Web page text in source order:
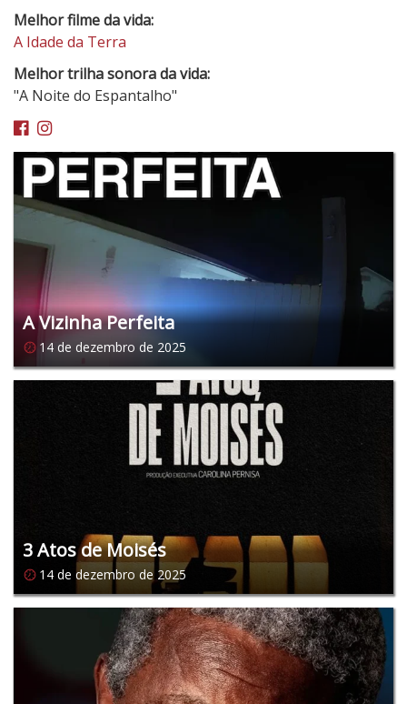
Melhor filme da vida:
A Idade da Terra
Melhor trilha sonora da vida:
"A Noite do Espantalho"
Facebook
Instagram
A Vizinha Perfeita
14 de dezembro de 2025
3 Atos de Moisés
14 de dezembro de 2025